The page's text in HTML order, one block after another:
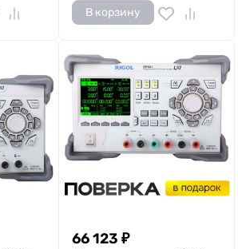
В корзину
66 123 ₽